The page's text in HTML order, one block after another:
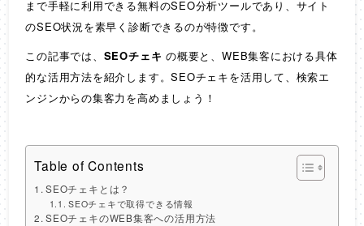
まで手軽に利用できる無料のSEO分析ツールであり、サイト
のSEO状況を素早く診断できるのが特徴です。
この記事では、 SEOチェキ の概要と、WEB集客における具体
的な活用方法を紹介します。SEOチェキを活用して、検索エ
ンジンからの集客力を高めましょう！
Table of Contents
SEOチェキとは？
SEOチェキで取得できる情報
SEOチェキのWEB集客への活用方法